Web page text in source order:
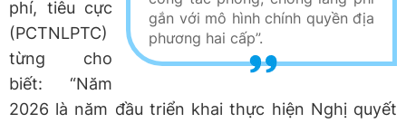
gắn với mô hình chính quyền địa
phương hai cấp”.
phí, tiêu cực
(PCTNLPTC)
từng cho
biết: “Năm
2026 là năm đầu triển khai thực hiện Nghị quyết